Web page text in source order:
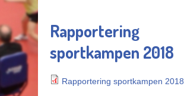
Rapportering
sportkampen 2018
Rapportering sportkampen 2018